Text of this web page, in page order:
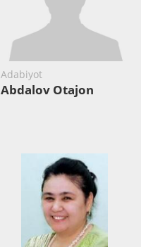
Adabiyot
Abdalov Otajon